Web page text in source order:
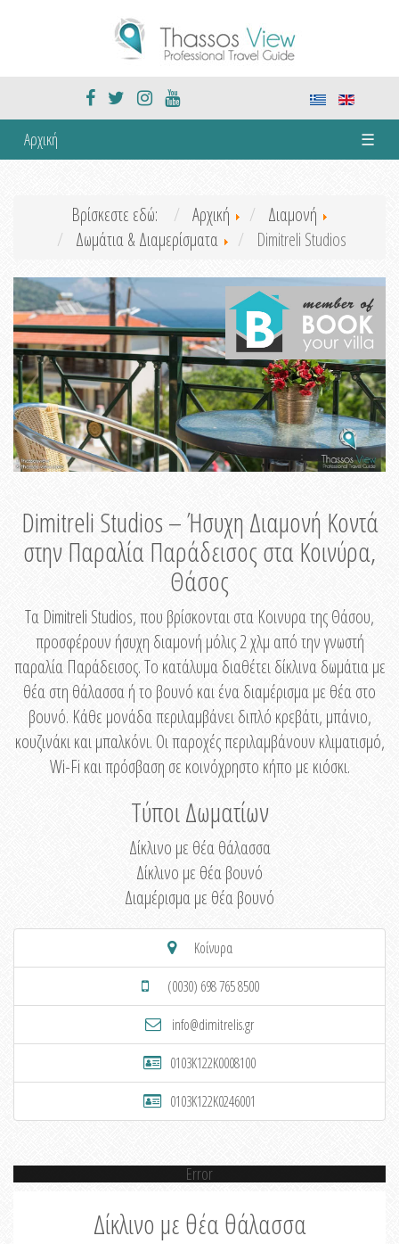
Αρχική ☰
Βρίσκεστε εδώ: Αρχική
Διαμονή
Δωμάτια & Διαμερίσματα
Dimitreli Studios
Dimitreli Studios – Ήσυχη Διαμονή Κοντά
στην Παραλία Παράδεισος στα Κοινύρα,
Θάσος
Τα Dimitreli Studios, που βρίσκονται στα Κοινυρα της Θάσου,
προσφέρουν ήσυχη διαμονή μόλις 2 χλμ από την γνωστή
παραλία Παράδεισος. Το κατάλυμα διαθέτει δίκλινα δωμάτια με
θέα στη θάλασσα ή το βουνό και ένα διαμέρισμα με θέα στο
βουνό. Κάθε μονάδα περιλαμβάνει διπλό κρεβάτι, μπάνιο,
κουζινάκι και μπαλκόνι. Οι παροχές περιλαμβάνουν κλιματισμό,
Wi-Fi και πρόσβαση σε κοινόχρηστο κήπο με κιόσκι.
Τύποι Δωματίων
Δίκλινο με θέα θάλασσα
Δίκλινο με θέα βουνό
Διαμέρισμα με θέα βουνό
Κοίνυρα
(0030) 698 765 8500
info@dimitrelis.gr
0103K122K0008100
0103K122K0246001
Error
Δίκλινο με θέα θάλασσα